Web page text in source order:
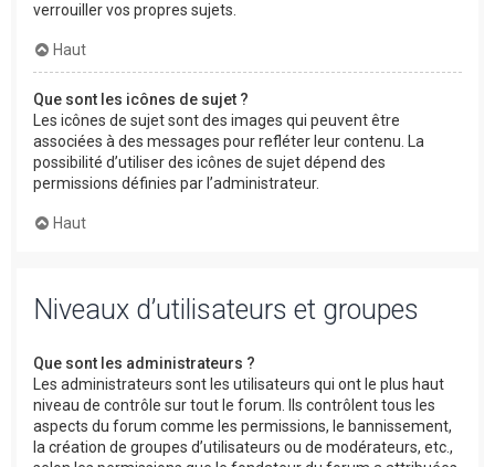
verrouiller vos propres sujets.
Haut
Que sont les icônes de sujet ?
Les icônes de sujet sont des images qui peuvent être
associées à des messages pour refléter leur contenu. La
possibilité d’utiliser des icônes de sujet dépend des
permissions définies par l’administrateur.
Haut
Niveaux d’utilisateurs et groupes
Que sont les administrateurs ?
Les administrateurs sont les utilisateurs qui ont le plus haut
niveau de contrôle sur tout le forum. Ils contrôlent tous les
aspects du forum comme les permissions, le bannissement,
la création de groupes d’utilisateurs ou de modérateurs, etc.,